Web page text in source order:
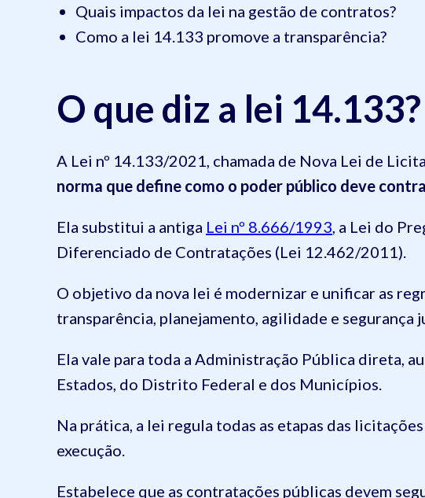
Quais impactos da lei na gestão de contratos?
Como a lei 14.133 promove a transparência?
O que diz a lei 14.133?
A Lei nº 14.133/2021, chamada de Nova Lei de
norma que define como o poder público deve
Ela substitui a antiga Lei nº 8.666/1993, a Lei do
Diferenciado de Contratações (Lei 12.462/2011).
O objetivo da nova lei é modernizar e unificar as
transparência, planejamento, agilidade e
Ela vale para toda a Administração Pública direta,
Estados, do Distrito Federal e dos Municípios.
Na prática, a lei regula todas as etapas das
execução.
Estabelece que as contratações públicas devem